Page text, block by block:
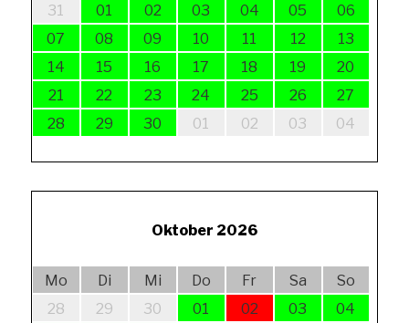
31
01 02 03 04 05
06
07
08 09 10 11 12
13
14
15 16 17 18 19
20
21
22 23 24 25 26
27
28
29 30 01 02 03 04
Oktober 2026
Mo Di Mi Do Fr Sa
So
28
29 30 01 02 03
04